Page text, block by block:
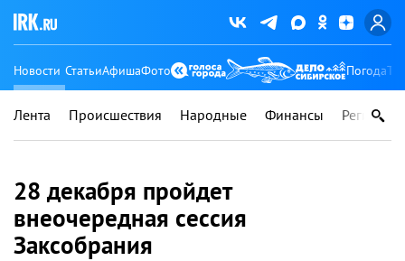
Новости СтатьиАфишаФото Погода
Лента Происшествия Народные Финансы Регионы
28 декабря пройдет
внеочередная сессия
Заксобрания